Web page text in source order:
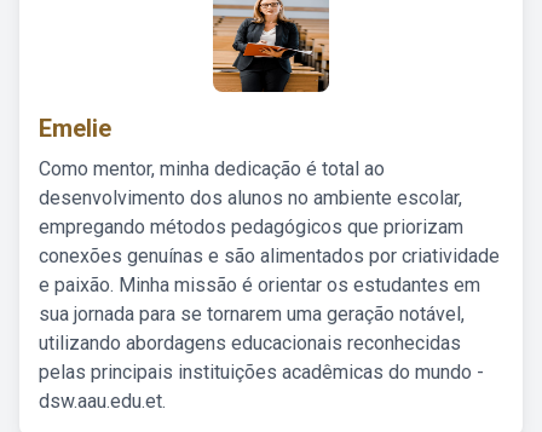
Emelie
Como mentor, minha dedicação é total ao
desenvolvimento dos alunos no ambiente escolar,
empregando métodos pedagógicos que priorizam
conexões genuínas e são alimentados por criatividade
e paixão. Minha missão é orientar os estudantes em
sua jornada para se tornarem uma geração notável,
utilizando abordagens educacionais reconhecidas
pelas principais instituições acadêmicas do mundo -
dsw.aau.edu.et.